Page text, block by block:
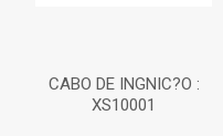
CABO DE INGNIC?O :
XS10001